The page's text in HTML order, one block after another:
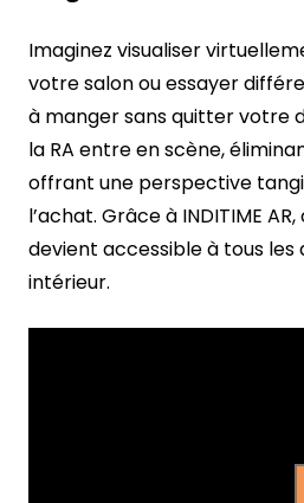
Imaginez visualiser
votre salon ou essayer
à manger sans quitter votre
la RA entre en scène,
offrant une perspective
l’achat. Grâce à INDITIME
devient accessible à tous les
intérieur.